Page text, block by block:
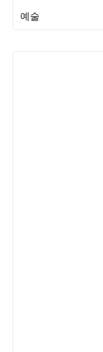
예술